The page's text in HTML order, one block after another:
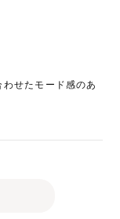
せたモード感のあ